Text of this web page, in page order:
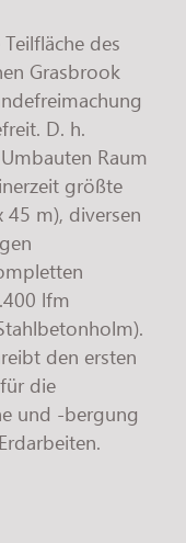
des
Grasbrook
D. h.
Raum
größte
m), diversen
lfm
den ersten
die
und -bergung